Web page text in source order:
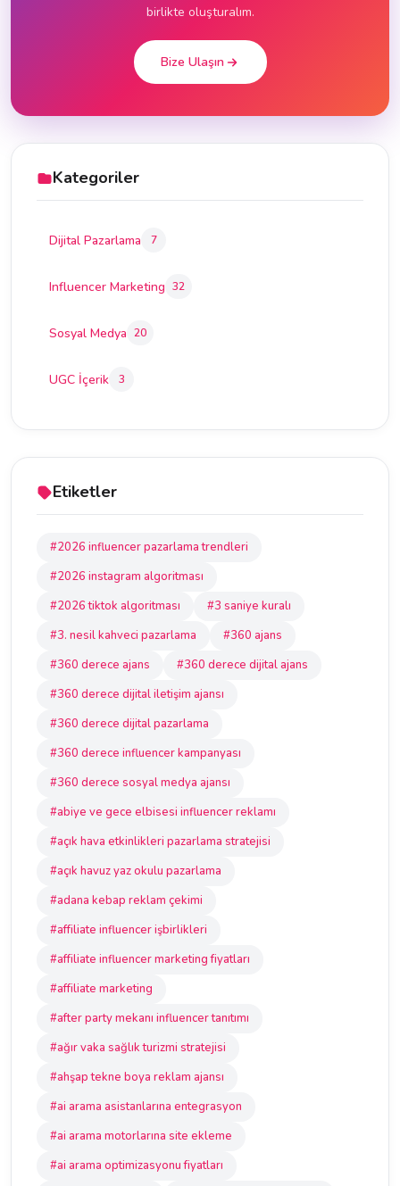
birlikte oluşturalım.
Bize Ulaşın
Kategoriler
Dijital Pazarlama 7
Influencer Marketing 32
Sosyal Medya 20
UGC İçerik 3
Etiketler
#2026 influencer pazarlama trendleri
#2026 instagram algoritması
#2026 tiktok algoritması
#3 saniye kuralı
#3. nesil kahveci pazarlama
#360 ajans
#360 derece ajans
#360 derece dijital ajans
#360 derece dijital iletişim ajansı
#360 derece dijital pazarlama
#360 derece influencer kampanyası
#360 derece sosyal medya ajansı
#abiye ve gece elbisesi influencer reklamı
#açık hava etkinlikleri pazarlama stratejisi
#açık havuz yaz okulu pazarlama
#adana kebap reklam çekimi
#affiliate influencer işbirlikleri
#affiliate influencer marketing fiyatları
#affiliate marketing
#after party mekanı influencer tanıtımı
#ağır vaka sağlık turizmi stratejisi
#ahşap tekne boya reklam ajansı
#ai arama asistanlarına entegrasyon
#ai arama motorlarına site ekleme
#ai arama optimizasyonu fiyatları